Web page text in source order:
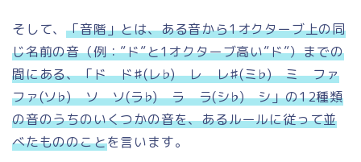
そして、「音階」とは、ある音から1オクターブ上の同
じ名前の音（例：”ド”と1オクターブ高い”ド”）までの
間にある、「ド ド♯(レ♭) レ レ♯(ミ♭) ミ ファ
ファ(ソ♭) ソ ソ(ラ♭) ラ ラ(シ♭) シ」の12種類
の音のうちのいくつかの音を、あるルールに従って並
べたもののことを言います。